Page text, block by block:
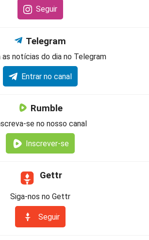
Seguir
Telegram
as notícias do dia no Telegram
Entrar no canal
Rumble
se no nosso canal
Inscrever-se
Gettr
Siga-nos no Gettr
Seguir